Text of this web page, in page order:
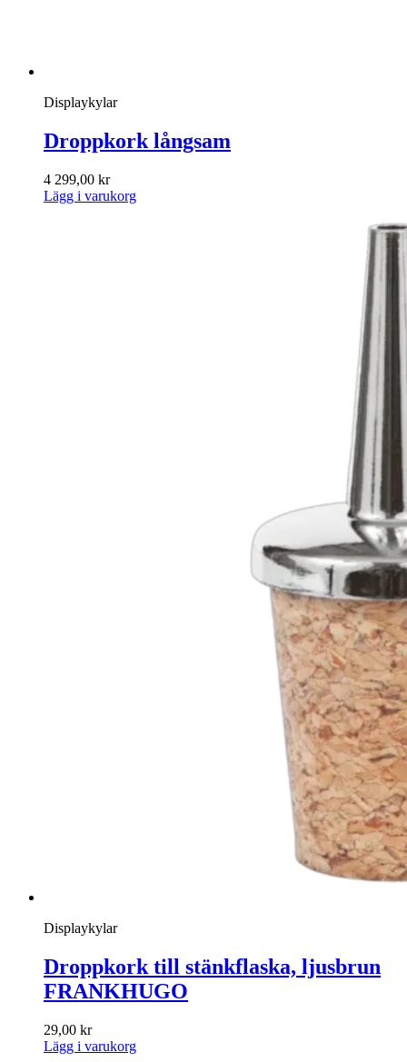
Displaykylar
Droppkork långsam
4 299,00 kr
Lägg i varukorg
Displaykylar
Droppkork till stänkflaska, ljusbrun
FRANKHUGO
29,00 kr
Lägg i varukorg